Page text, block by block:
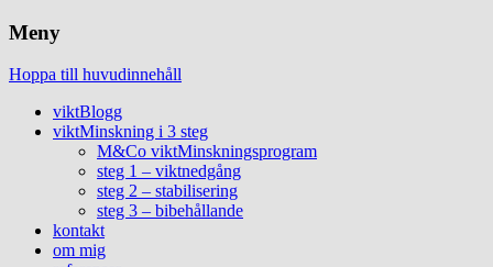
Meny
Hoppa till huvudinnehåll
viktBlogg
viktMinskning i 3 steg
M&Co viktMinskningsprogram
steg 1 – viktnedgång
steg 2 – stabilisering
steg 3 – bibehållande
kontakt
om mig